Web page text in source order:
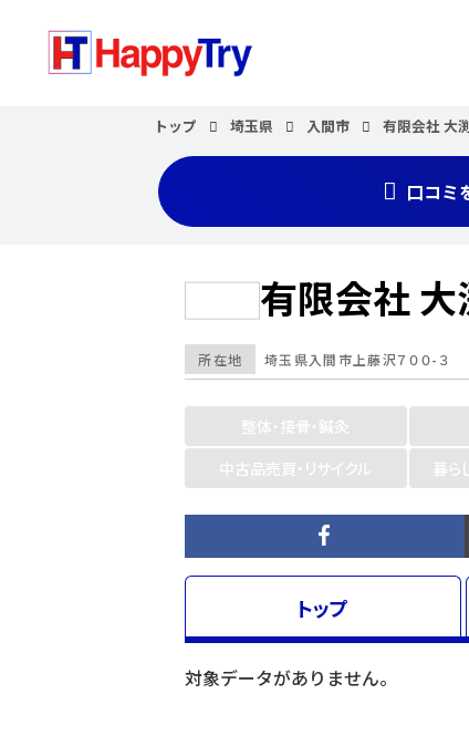
トップ 埼玉県 入間市 有限会社 大
口コミ
有限会社
所在地 埼玉県入間市 上藤沢７００-３
整体・接骨・鍼灸
中古品売買・リサイクル
暮ら
トップ
対象データがありません。